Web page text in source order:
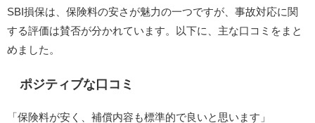
SBI損保は、保険料の安さが魅力の一つですが、事故対応に関
する評価は賛否が分かれています。​以下に、主な口コミをまと
めました。​
ポジティブな口コミ
「保険料が安く、補償内容も標準的で良いと思います」